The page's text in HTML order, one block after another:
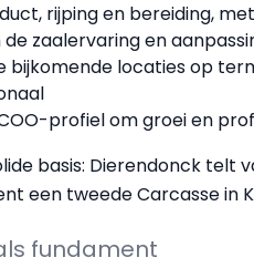
rijping en bereiding,
zaalervaring en
bijkomende locaties op
profiel om groei en
basis: Dierendonck telt
een tweede Carcasse in
fundament